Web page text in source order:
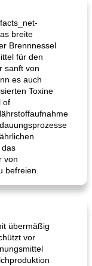
breite
Brennnessel
für den
sanft von
es auch
Toxine
of
das
von
befreien.
übermäßig
vor